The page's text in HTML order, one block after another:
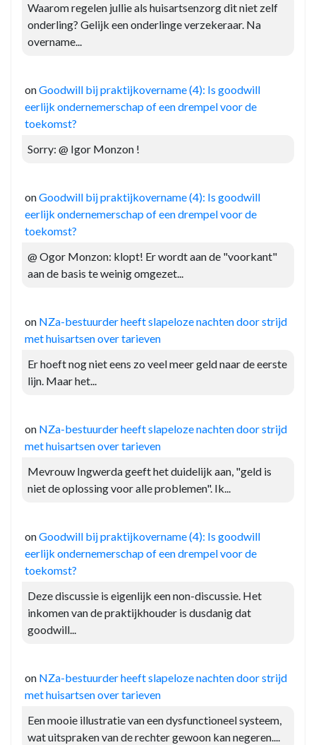
Waarom regelen jullie als huisartsenzorg dit niet zelf
onderling? Gelijk een onderlinge verzekeraar. Na
overname...
onGoodwill bij praktijkovername (4): Is goodwill
eerlijk ondernemerschap of een drempel voor de
toekomst?
Sorry: @ Igor Monzon !
onGoodwill bij praktijkovername (4): Is goodwill
eerlijk ondernemerschap of een drempel voor de
toekomst?
@ Ogor Monzon: klopt! Er wordt aan de "voorkant"
aan de basis te weinig omgezet...
on NZa-bestuurder heeft slapeloze nachten door strijd
met huisartsen over tarieven
Er hoeft nog niet eens zo veel meer geld naar de eerste
lijn. Maar het...
on NZa-bestuurder heeft slapeloze nachten door strijd
met huisartsen over tarieven
Mevrouw Ingwerda geeft het duidelijk aan, "geld is
niet de oplossing voor alle problemen". Ik...
onGoodwill bij praktijkovername (4): Is goodwill
eerlijk ondernemerschap of een drempel voor de
toekomst?
Deze discussie is eigenlijk een non-discussie. Het
inkomen van de praktijkhouder is dusdanig dat
goodwill...
on NZa-bestuurder heeft slapeloze nachten door strijd
met huisartsen over tarieven
Een mooie illustratie van een dysfunctioneel systeem,
wat uitspraken van de rechter gewoon kan negeren....